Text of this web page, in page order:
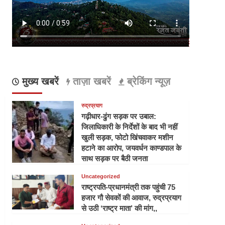
मुख्य खबरें ताज़ा खबरें ब्रेकिंग न्यूज़
रुद्रप्रयाग
गढ़ीधार-ढुंग सड़क पर उबाल:
जिलाधिकारी के निर्देशों के बाद भी नहीं
खुली सड़क, फोटो खिंचवाकर मशीन
हटाने का आरोप, जयवर्धन काण्डपाल के
साथ सड़क पर बैठी जनता
Uncategorized
राष्ट्रपति-प्रधानमंत्री तक पहुंची 75
हजार गौ सेवकों की आवाज, रुद्रप्रयाग
से उठी ‘राष्ट्र माता’ की मांग,,